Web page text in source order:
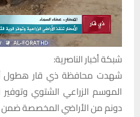
شبكة أخبار الناصرية:
شهدت محافظة ذي قار هطول
دونم من الأراضي المخصصة ضمن